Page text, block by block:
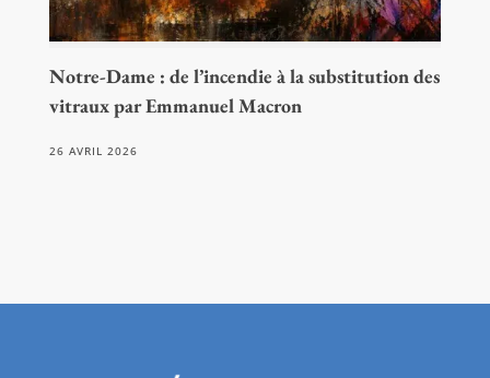
Notre-Dame : de l’incendie à la substitution des
vitraux par Emmanuel Macron
26 AVRIL 2026